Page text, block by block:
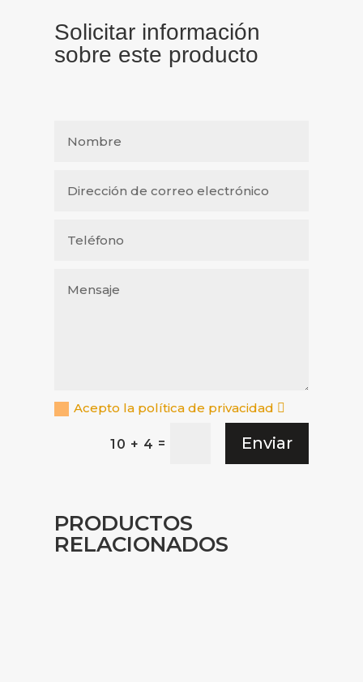
Solicitar información
sobre este producto
Acepto la política de privacidad
10 + 4 = Enviar
PRODUCTOS
RELACIONADOS